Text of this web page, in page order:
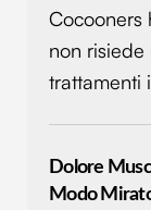
Cocooners
non
trattamenti
Dolore
Modo